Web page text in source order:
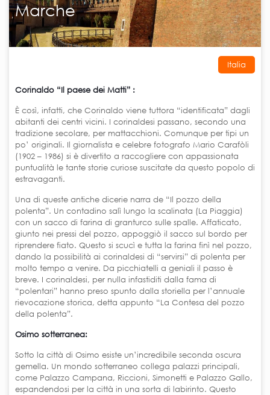
Marche
Italia
Corinaldo “Il paese dei Matti” :
È così, infatti, che Corinaldo viene tuttora “identificata” dagli
abitanti dei centri vicini. I corinaldesi passano, secondo una
tradizione secolare, per mattacchioni. Comunque per tipi un
po’ originali. Il giornalista e celebre fotografo Mario Carafòli
(1902 – 1986) si è divertito a raccogliere con appassionata
puntualità le tante storie curiose suscitate da questo popolo di
estravaganti.
Una di queste antiche dicerie narra de “Il pozzo della
polenta”. Un contadino salì lungo la scalinata (La Piaggia)
con un sacco di farina di granturco sulle spalle. Affaticato,
giunto nei pressi del pozzo, appoggiò il sacco sul bordo per
riprendere fiato. Questo si scucì e tutta la farina finì nel pozzo,
dando la possibilità ai corinaldesi di “servirsi” di polenta per
molto tempo a venire. Da picchiatelli a geniali il passo è
breve. I corinaldesi, per nulla infastiditi dalla fama di
“polentari” hanno preso spunto dalla storiella per l’annuale
rievocazione storica, detta appunto “La Contesa del pozzo
della polenta”.
Osimo sotterranea:
Sotto la città di Osimo esiste un’incredibile seconda oscura
gemella. Un mondo sotterraneo collega palazzi principali,
come Palazzo Campana, Riccioni, Simonetti e Palazzo Gallo,
espandendosi per la città in una sorta di labirinto. Questo